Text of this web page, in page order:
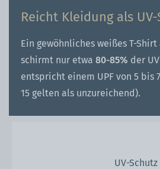
Reicht Kleidung als UV-
Ein gewöhnliches weißes T-
schirmt nur etwa 80-85% der
entspricht einem UPF von 5 bis
15 gelten als unzureichend).
UV-Schutz